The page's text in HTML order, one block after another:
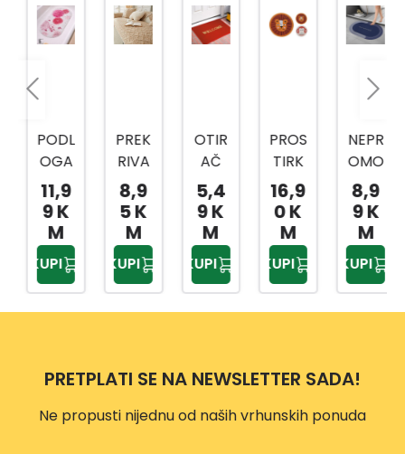
PODL
OGA
ZA
KAD
U
OVAL
NA
DP23
62
11,9
9 K
M
KUPI
PREK
RIVA
Č
ALIN
A
70X7
0
TAM
NO
8,9
5 K
M
KUPI
OTIR
AČ
WEL
COM
E
DP15
32
5,4
9 K
M
KUPI
PROS
TIRK
A
ANIM
AL
60X6
0CM
16,9
0 K
M
KUPI
NEPR
OMO
ČIVA
PROS
TIRK
A
DP41
60
8,9
9 K
M
KUPI
PRETPLATI SE NA NEWSLETTER SADA!
Ne propusti nijednu od naših vrhunskih ponuda